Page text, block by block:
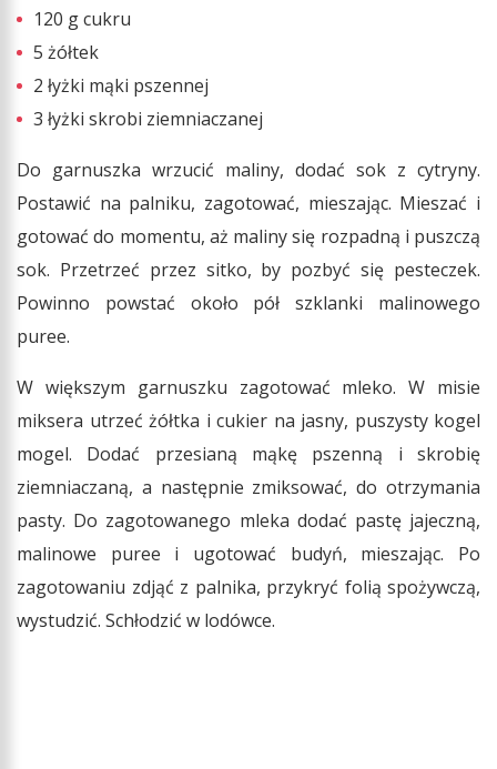
120 g cukru
5 żółtek
2 łyżki mąki pszennej
3 łyżki skrobi ziemniaczanej
Do garnuszka wrzucić maliny, dodać sok z cytryny.
Postawić na palniku, zagotować, mieszając. Mieszać i
gotować do momentu, aż maliny się rozpadną i puszczą
sok. Przetrzeć przez sitko, by pozbyć się pesteczek.
Powinno powstać około pół szklanki malinowego
puree.
W większym garnuszku zagotować mleko. W misie
miksera utrzeć żółtka i cukier na jasny, puszysty kogel
mogel. Dodać przesianą mąkę pszenną i skrobię
ziemniaczaną, a następnie zmiksować, do otrzymania
pasty. Do zagotowanego mleka dodać pastę jajeczną,
malinowe puree i ugotować budyń, mieszając. Po
zagotowaniu zdjąć z palnika, przykryć folią spożywczą,
wystudzić. Schłodzić w lodówce.